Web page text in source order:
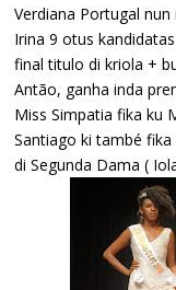
Verdiana Portugal
Irina 9 otus
final titulo di kriola +
Antão, ganha inda
Miss Simpatia fika ku
Santiago ki també
di Segunda Dama (